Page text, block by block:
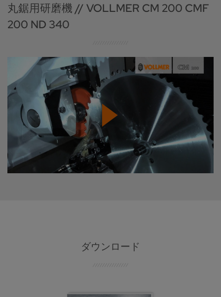
丸鋸用研磨機 // VOLLMER CM 200 CMF
200 ND 340
ダウンロード